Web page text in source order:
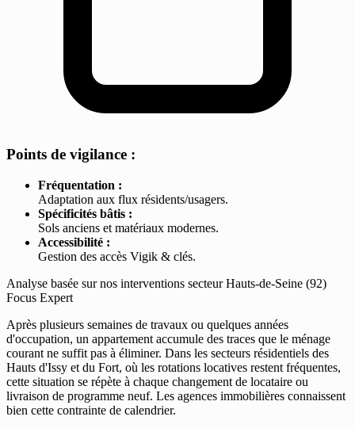
Points de vigilance :
Fréquentation :
Adaptation aux flux résidents/usagers.
Spécificités bâtis :
Sols anciens et matériaux modernes.
Accessibilité :
Gestion des accès Vigik & clés.
Analyse basée sur nos interventions secteur Hauts-de-Seine (92)
Focus Expert
Après plusieurs semaines de travaux ou quelques années
d'occupation, un appartement accumule des traces que le ménage
courant ne suffit pas à éliminer. Dans les secteurs résidentiels des
Hauts d'Issy et du Fort, où les rotations locatives restent fréquentes,
cette situation se répète à chaque changement de locataire ou
livraison de programme neuf. Les agences immobilières connaissent
bien cette contrainte de calendrier.